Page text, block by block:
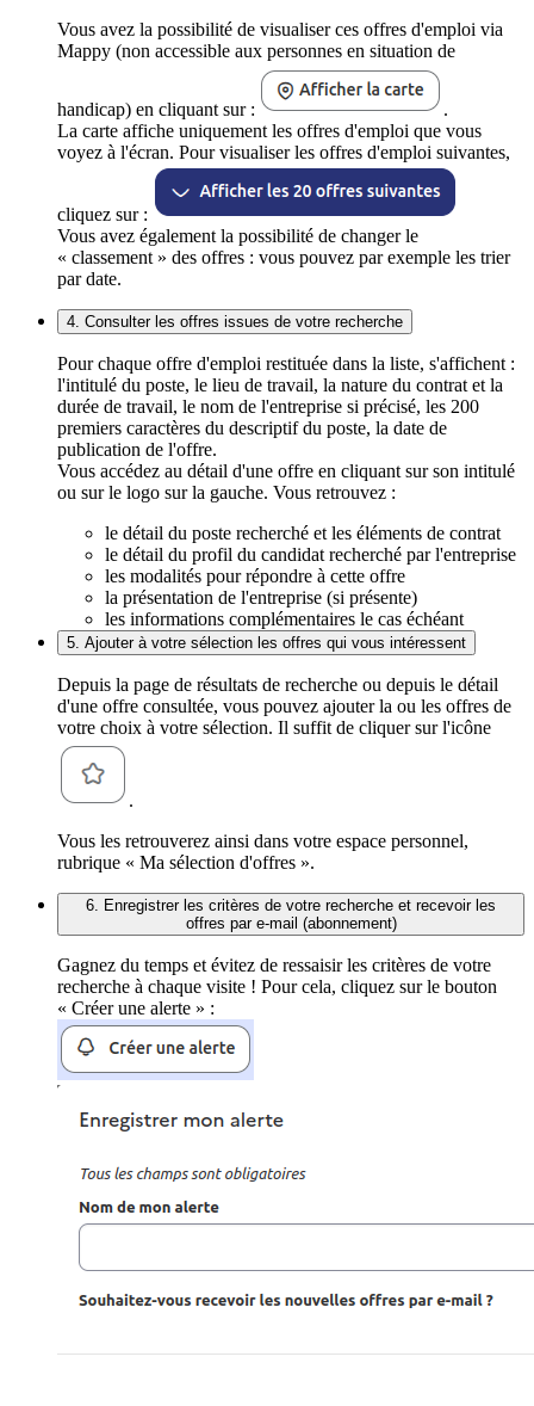
Vous avez la possibilité de visualiser ces offres d'emploi via
Mappy (non accessible aux personnes en situation de
handicap) en cliquant sur :
.
La carte affiche uniquement les offres d'emploi que vous
voyez à l'écran. Pour visualiser les offres d'emploi suivantes,
cliquez sur :
Vous avez également la possibilité de changer le
« classement » des offres : vous pouvez par exemple les trier
par date.
4. Consulter les offres issues de votre recherche
Pour chaque offre d'emploi restituée dans la liste, s'affichent :
l'intitulé du poste, le lieu de travail, la nature du contrat et la
durée de travail, le nom de l'entreprise si précisé, les 200
premiers caractères du descriptif du poste, la date de
publication de l'offre.
Vous accédez au détail d'une offre en cliquant sur son intitulé
ou sur le logo sur la gauche. Vous retrouvez :
le détail du poste recherché et les éléments de contrat
le détail du profil du candidat recherché par l'entreprise
les modalités pour répondre à cette offre
la présentation de l'entreprise (si présente)
les informations complémentaires le cas échéant
5. Ajouter à votre sélection les offres qui vous intéressent
Depuis la page de résultats de recherche ou depuis le détail
d'une offre consultée, vous pouvez ajouter la ou les offres de
votre choix à votre sélection. Il suffit de cliquer sur l'icône
.
Vous les retrouverez ainsi dans votre espace personnel,
rubrique « Ma sélection d'offres ».
6. Enregistrer les critères de votre recherche et recevoir les
offres par e-mail (abonnement)
Gagnez du temps et évitez de ressaisir les critères de votre
recherche à chaque visite ! Pour cela, cliquez sur le bouton
« Créer une alerte » :